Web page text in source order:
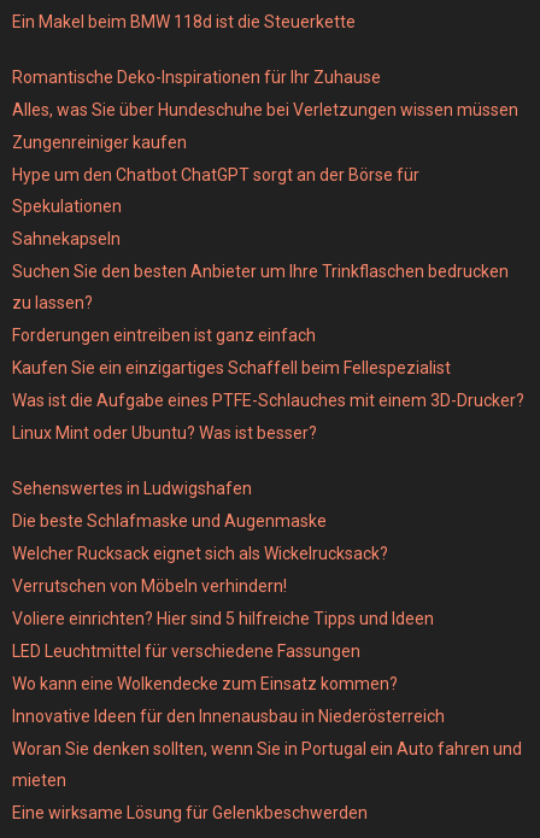
Ein Makel beim BMW 118d ist die Steuerkette
Romantische Deko-Inspirationen für Ihr Zuhause
Alles, was Sie über Hundeschuhe bei Verletzungen wissen müssen
Zungenreiniger kaufen
Hype um den Chatbot ChatGPT sorgt an der Börse für
Spekulationen
Sahnekapseln
Suchen Sie den besten Anbieter um Ihre Trinkflaschen bedrucken
zu lassen?
Forderungen eintreiben ist ganz einfach
Kaufen Sie ein einzigartiges Schaffell beim Fellespezialist
Was ist die Aufgabe eines PTFE-Schlauches mit einem 3D-Drucker?
Linux Mint oder Ubuntu? Was ist besser?
Sehenswertes in Ludwigshafen
Die beste Schlafmaske und Augenmaske
Welcher Rucksack eignet sich als Wickelrucksack?
Verrutschen von Möbeln verhindern!
Voliere einrichten? Hier sind 5 hilfreiche Tipps und Ideen
LED Leuchtmittel für verschiedene Fassungen
Wo kann eine Wolkendecke zum Einsatz kommen?
Innovative Ideen für den Innenausbau in Niederösterreich
Woran Sie denken sollten, wenn Sie in Portugal ein Auto fahren und
mieten
Eine wirksame Lösung für Gelenkbeschwerden